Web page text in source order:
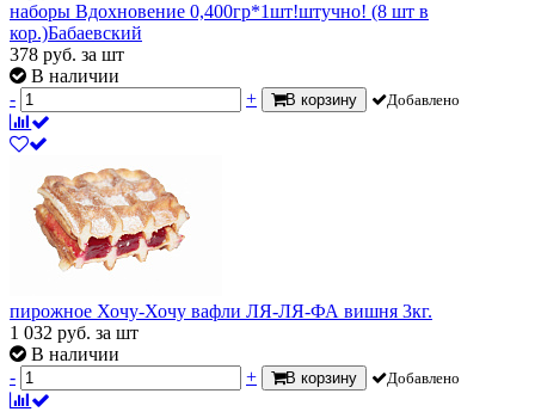
наборы Вдохновение 0,400гр*1шт!штучно! (8 шт в
кор.)Бабаевский
378 руб. за шт
В наличии
-
+ В корзину Добавлено
пирожное Хочу-Хочу вафли ЛЯ-ЛЯ-ФА вишня 3кг.
1 032 руб. за шт
В наличии
-
+ В корзину Добавлено